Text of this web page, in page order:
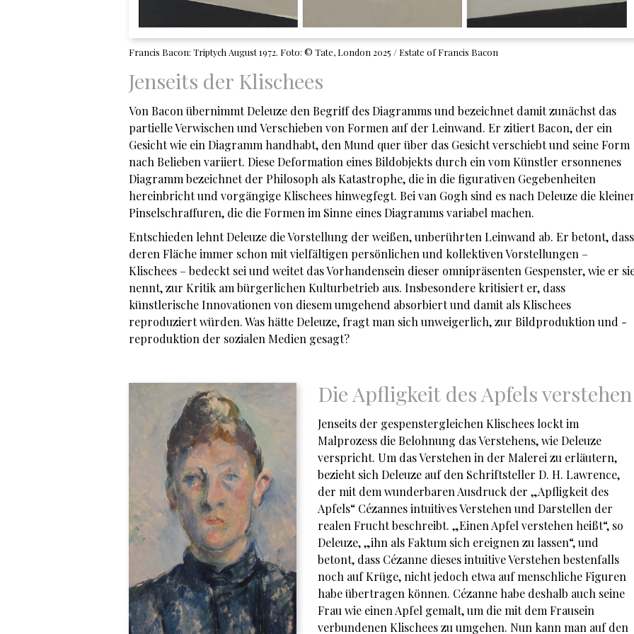
Francis Bacon: Triptych August 1972. Foto: © Tate, London 2025 / Estate of Francis Bacon
Jenseits der Klischees
Von Bacon übernimmt Deleuze den Begriff des Diagramms und bezeichnet damit zunächst das
partielle Verwischen und Verschieben von Formen auf der Leinwand. Er zitiert Bacon, der ein
Gesicht wie ein Diagramm handhabt, den Mund quer über das Gesicht verschiebt und seine Form
nach Belieben variiert. Diese Deformation eines Bildobjekts durch ein vom Künstler ersonnenes
Diagramm bezeichnet der Philosoph als Katastrophe, die in die figurativen Gegebenheiten
hereinbricht und vorgängige Klischees hinwegfegt. Bei van Gogh sind es nach Deleuze die
Pinselschraffuren, die die Formen im Sinne eines Diagramms variabel machen.
Entschieden lehnt Deleuze die Vorstellung der weißen, unberührten Leinwand ab. Er betont, dass
deren Fläche immer schon mit vielfältigen persönlichen und kollektiven Vorstellungen –
Klischees – bedeckt sei und weitet das Vorhandensein dieser omnipräsenten Gespenster, wie er
nennt, zur Kritik am bürgerlichen Kulturbetrieb aus. Insbesondere kritisiert er, dass
künstlerische Innovationen von diesem umgehend absorbiert und damit als Klischees
reproduziert würden. Was hätte Deleuze, fragt man sich unweigerlich, zur Bildproduktion und -
reproduktion der sozialen Medien gesagt?
Die Apfligkeit des Apfels verstehen
Jenseits der gespenstergleichen Klischees lockt im
Malprozess die Belohnung das Verstehens, wie Deleuze
verspricht. Um das Verstehen in der Malerei zu erläutern,
bezieht sich Deleuze auf den Schriftsteller D. H. Lawrence,
der mit dem wunderbaren Ausdruck der „Apfligkeit des
Apfels“ Cézannes intuitives Verstehen und Darstellen der
realen Frucht beschreibt. „Einen Apfel verstehen heißt“, so
Deleuze, „ihn als Faktum sich ereignen zu lassen“, und
betont, dass Cézanne dieses intuitive Verstehen bestenfalls
noch auf Krüge, nicht jedoch etwa auf menschliche Figuren
habe übertragen können. Cézanne habe deshalb auch seine
Frau wie einen Apfel gemalt, um die mit dem Frausein
verbundenen Klischees zu umgehen. Nun kann man auf den